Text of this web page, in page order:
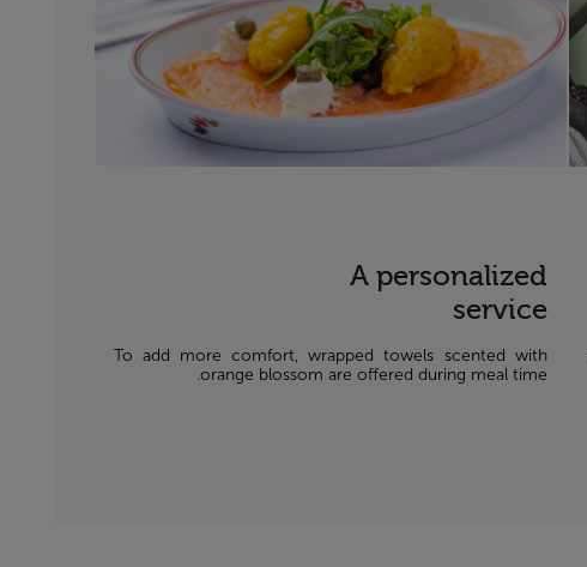
A personalized
service
To add more comfort, wrapped towels scented with
orange blossom are offered during meal time.